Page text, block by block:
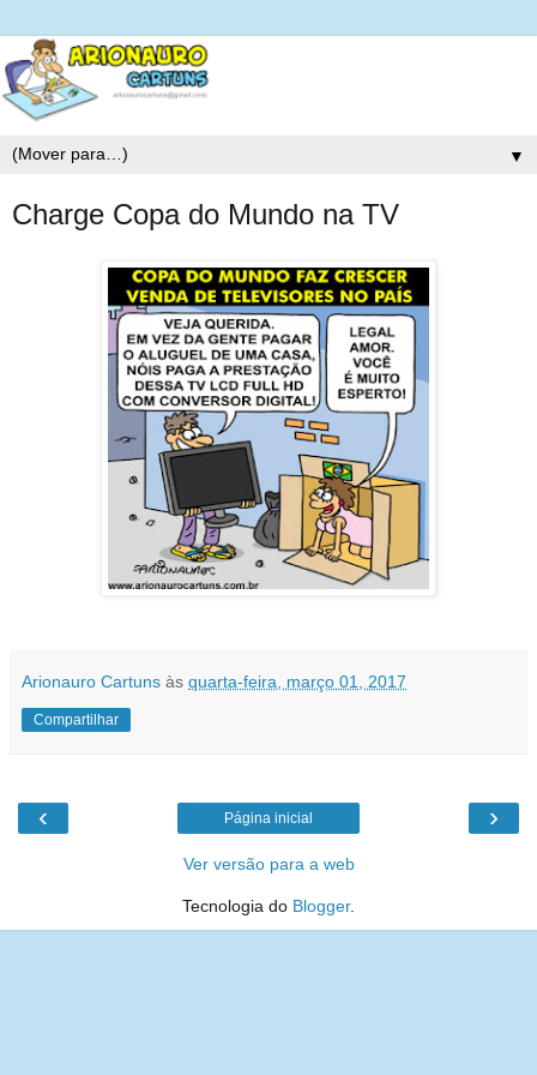
▼
Charge Copa do Mundo na TV
Arionauro Cartuns às quarta-feira, março 01, 2017
Compartilhar
‹ ›
Página inicial
Ver versão para a web
Tecnologia do Blogger.